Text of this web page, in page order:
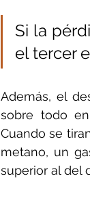
Si la
el tercer
Además, el
sobre todo
Cuando se
metano, un
superior al del